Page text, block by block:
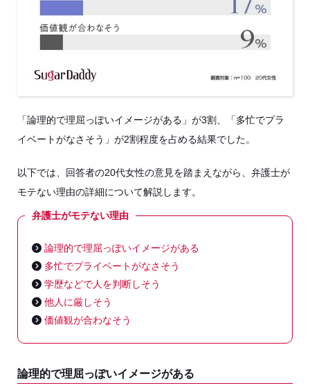
「論理的で理屈っぽいイメージがある」が3割、「多忙でプラ
イベートがなさそう」が2割程度を占める結果でした。
以下では、回答者の20代女性の意見を踏まえながら、弁護士が
モテない理由の詳細について解説します。
弁護士がモテない理由
論理的で理屈っぽいイメージがある
多忙でプライベートがなさそう
学歴などで人を判断しそう
他人に厳しそう
価値観が合わなそう
論理的で理屈っぽいイメージがある